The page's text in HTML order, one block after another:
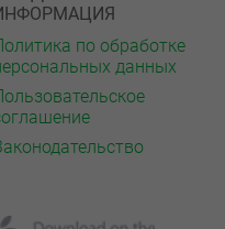
по обработке
данных